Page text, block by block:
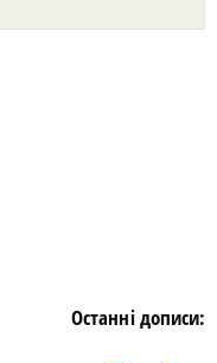
Останні дописи: